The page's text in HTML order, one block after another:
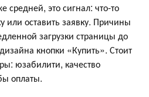
средней, это сигнал: что-то
или оставить заявку. Причины
загрузки страницы до
кнопки «Купить». Стоит
юзабилити, качество
оплаты.